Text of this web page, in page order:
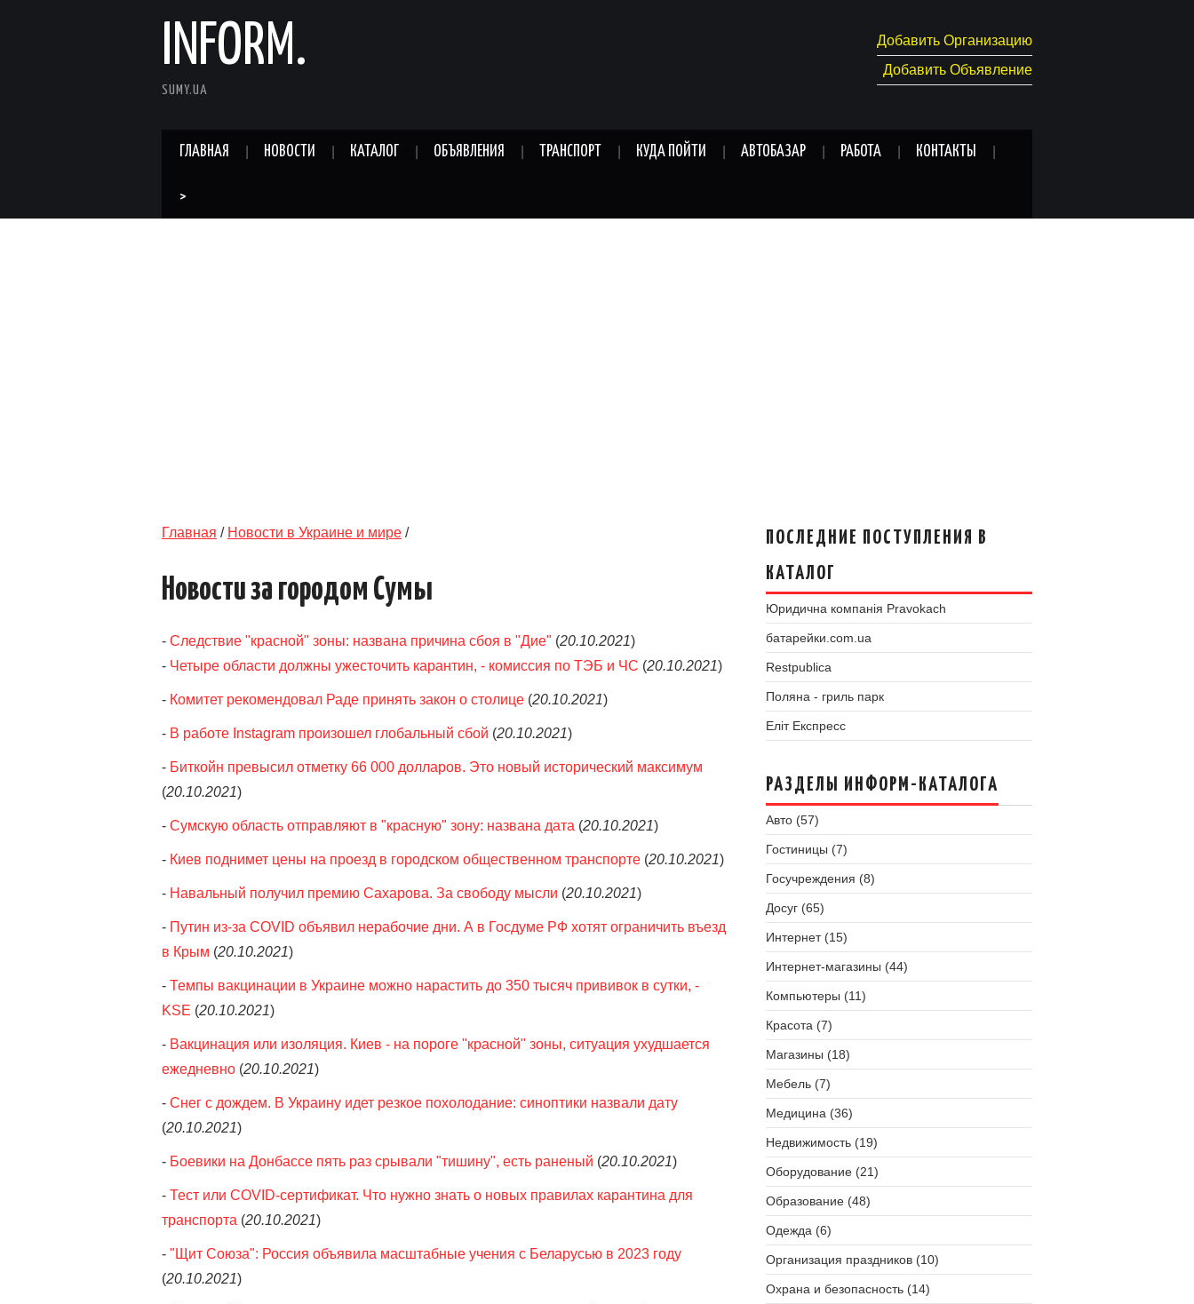
INFORM.
SUMY.UA
Добавить Организацию
Добавить Объявление
ГЛАВНАЯ НОВОСТИ КАТАЛОГ ОБЪЯВЛЕНИЯ ТРАНСПОРТ КУДА ПОЙТИ АВТОБАЗАР РАБОТА КОНТАКТЫ
>
Главная / Новости в Украине и мире /
Новости за городом Сумы
- Следствие "красной" зоны: названа причина сбоя в "Дие" (20.10.2021)
- Четыре области должны ужесточить карантин, - комиссия по ТЭБ и ЧС (20.10.2021)
- Комитет рекомендовал Раде принять закон о столице (20.10.2021)
- В работе Instagram произошел глобальный сбой (20.10.2021)
- Биткойн превысил отметку 66 000 долларов. Это новый исторический максимум
(20.10.2021)
- Сумскую область отправляют в "красную" зону: названа дата (20.10.2021)
- Киев поднимет цены на проезд в городском общественном транспорте (20.10.2021)
- Навальный получил премию Сахарова. За свободу мысли (20.10.2021)
- Путин из-за COVID объявил нерабочие дни. А в Госдуме РФ хотят ограничить въезд
в Крым (20.10.2021)
- Темпы вакцинации в Украине можно нарастить до 350 тысяч прививок в сутки, -
KSE (20.10.2021)
- Вакцинация или изоляция. Киев - на пороге "красной" зоны, ситуация ухудшается
ежедневно (20.10.2021)
- Снег с дождем. В Украину идет резкое похолодание: синоптики назвали дату
(20.10.2021)
- Боевики на Донбассе пять раз срывали "тишину", есть раненый (20.10.2021)
- Тест или COVID-cертификат. Что нужно знать о новых правилах карантина для
транспорта (20.10.2021)
- "Щит Союза": Россия объявила масштабные учения с Беларусью в 2023 году
(20.10.2021)
ПОСЛЕДНИЕ ПОСТУПЛЕНИЯ В
КАТАЛОГ
Юридична компанія Pravokach
батарейки.com.ua
Restpublica
Поляна - гриль парк
Еліт Експресс
РАЗДЕЛЫ ИНФОРМ-КАТАЛОГА
Авто (57)
Гостиницы (7)
Госучреждения (8)
Досуг (65)
Интернет (15)
Интернет-магазины (44)
Компьютеры (11)
Красота (7)
Магазины (18)
Мебель (7)
Медицина (36)
Недвижимость (19)
Оборудование (21)
Образование (48)
Одежда (6)
Организация праздников (10)
Охрана и безопасность (14)